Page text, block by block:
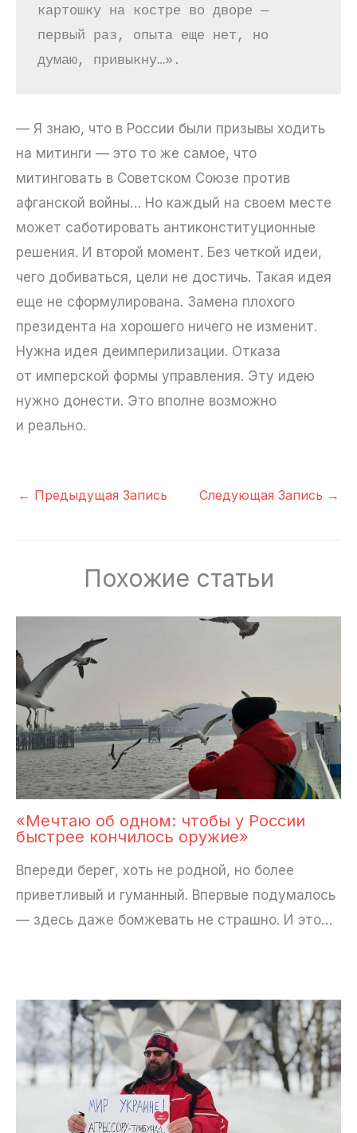
картошку на костре во дворе —
первый раз, опыта еще нет, но
думаю, привыкну…».
— Я знаю, что в России были призывы ходить
на митинги — это то же самое, что
митинговать в Советском Союзе против
афганской войны… Но каждый на своем месте
может саботировать антиконституционные
решения. И второй момент. Без четкой идеи,
чего добиваться, цели не достичь. Такая идея
еще не сформулирована. Замена плохого
президента на хорошего ничего не изменит.
Нужна идея деимперилизации. Отказа
от имперской формы управления. Эту идею
нужно донести. Это вполне возможно
и реально.
← Предыдущая Запись Следующая Запись →
Похожие статьи
«Мечтаю об одном: чтобы у России
быстрее кончилось оружие»
Впереди берег, хоть не родной, но более
приветливый и гуманный. Впервые подумалось
— здесь даже бомжевать не страшно. И это…